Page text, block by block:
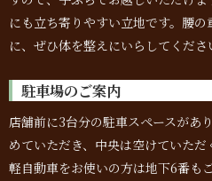
にも立ち寄りやすい立地です。腰
に、ぜひ体を整えにいらしてくださ
駐車場のご案内
店舗前に3台分の駐車スペースがあ
めていただき、中央は空けていただ
軽自動車をお使いの方は地下6番も